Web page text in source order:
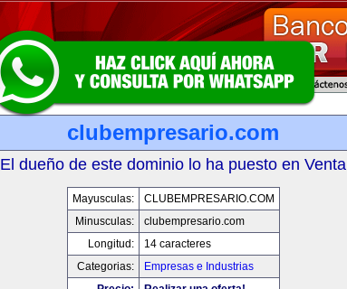
clubempresario.com
El dueño de este dominio lo ha puesto en Venta
Mayusculas:
CLUBEMPRESARIO.COM
Minusculas:
clubempresario.com
Longitud:
14 caracteres
Categorias:
Empresas e Industrias